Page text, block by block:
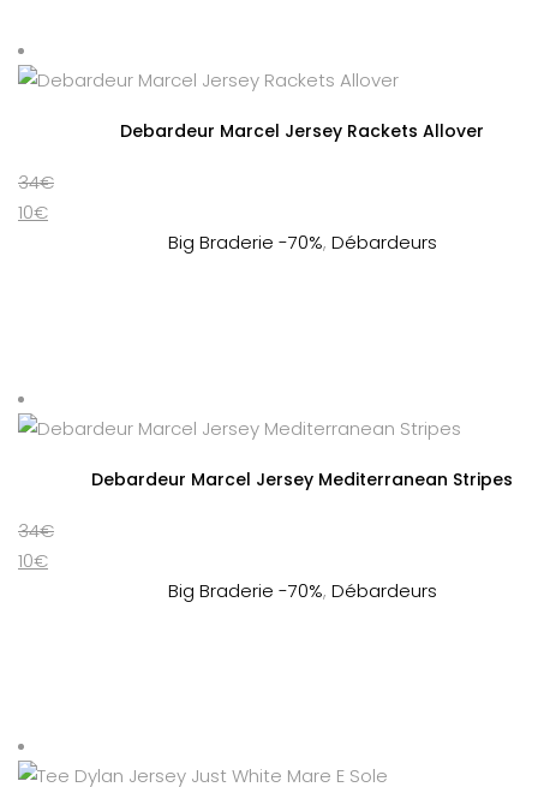
Debardeur Marcel Jersey Rackets Allover
34€
10€
Big Braderie -70%, Débardeurs
Debardeur Marcel Jersey Mediterranean Stripes
34€
10€
Big Braderie -70%, Débardeurs